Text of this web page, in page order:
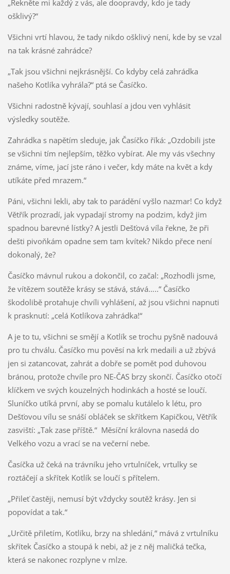
„Řekněte mi každý z vás, ale doopravdy, kdo je tady
ošklivý?“
Všichni vrtí hlavou, že tady nikdo ošklivý není, kde by se vzal
na tak krásné zahrádce?
„Tak jsou všichni nejkrásnější. Co kdyby celá zahrádka
našeho Kotlíka vyhrála?“ ptá se Časíčko.
Všichni radostně kývají, souhlasí a jdou ven vyhlásit
výsledky soutěže.
Zahrádka s napětím sleduje, jak Časíčko říká: „Ozdobili jste
se všichni tím nejlepším, těžko vybírat. Ale my vás všechny
známe, víme, jací jste ráno i večer, kdy máte na květ a kdy
utíkáte před mrazem.“
Páni, všichni lekli, aby tak to parádění vyšlo nazmar! Co když
Větřík prozradí, jak vypadají stromy na podzim, když jim
spadnou barevné lístky? A jestli Dešťová víla řekne, že při
dešti pivoňkám opadne sem tam kvítek? Nikdo přece není
dokonalý, že?
Časíčko mávnul rukou a dokončil, co začal: „Rozhodli jsme,
že vítězem soutěže krásy se stává, stává…..“ Časíčko
škodolibě protahuje chvíli vyhlášení, až jsou všichni napnuti
k prasknutí: „celá Kotlíkova zahrádka!“
A je to tu, všichni se smějí a Kotlík se trochu pyšně nadouvá
pro tu chválu. Časíčko mu pověsí na krk medaili a už zbývá
jen si zatancovat, zahrát a dobře se pomět pod duhovou
bránou, protože chvíle pro NE-ČAS brzy skončí. Časíčko otočí
klíčkem ve svých kouzelných hodinkách a hosté se loučí.
Sluníčko utíká první, aby se pomalu kutálelo k létu, pro
Dešťovou vílu se snáší obláček se skřítkem Kapičkou, Větřík
zasviští: „Tak zase příště.“ Měsíční královna nasedá do
Velkého vozu a vrací se na večerní nebe.
Časíčka už čeká na trávníku jeho vrtulníček, vrtulky se
roztáčejí a skřítek Kotlík se loučí s přítelem.
„Přileť častěji, nemusí být vždycky soutěž krásy. Jen si
popovídat a tak.“
„Určitě přiletím, Kotlíku, brzy na shledání,“ mává z vrtulníku
skřítek Časíčko a stoupá k nebi, až je z něj maličká tečka,
která se nakonec rozplyne v mlze.